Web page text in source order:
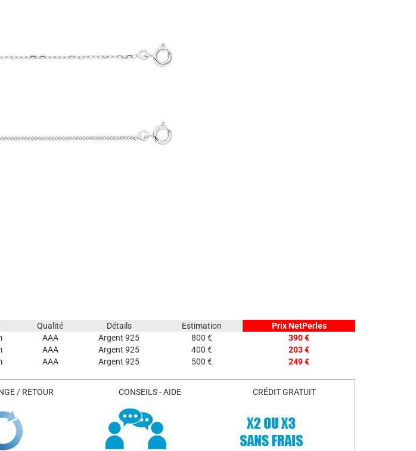
Qualité Détails Estimation
Prix NetPerles
AAA Argent 925 800 €
390 €
AAA Argent 925 400 €
203 €
AAA Argent 925 500 € 249 €
/ RETOUR CONSEILS - AIDE CRÉDIT GRATUIT